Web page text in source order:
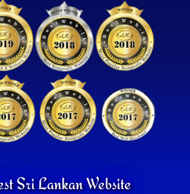
Sri Lankan Website